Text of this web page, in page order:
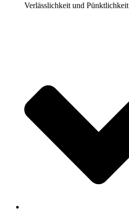
Verlässlichkeit und Pünktlichkeit